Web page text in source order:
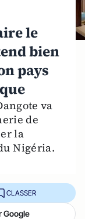
le
bien
pays
va
de
la
Nigéria.
CLASSER
Google